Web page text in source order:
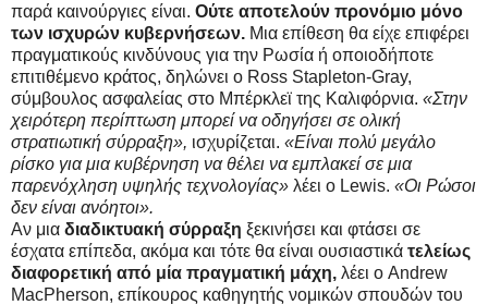
παρά καινούργιες είναι. Ούτε αποτελούν προνόμιο μόνο
των ισχυρών κυβερνήσεων. Μια επίθεση θα είχε επιφέρει
πραγματικούς κινδύνους για την Ρωσία ή οποιοδήποτε
επιτιθέμενο κράτος, δηλώνει ο Ross Stapleton-Gray,
σύμβουλος ασφαλείας στο Μπέρκλεϊ της Καλιφόρνια. «Στην
χειρότερη περίπτωση μπορεί να οδηγήσει σε ολική
στρατιωτική σύρραξη», ισχυρίζεται. «Είναι πολύ μεγάλο
ρίσκο για μια κυβέρνηση να θέλει να εμπλακεί σε μια
παρενόχληση υψηλής τεχνολογίας» λέει ο Lewis. «Οι Ρώσοι
δεν είναι ανόητοι».
Αν μια διαδικτυακή σύρραξη ξεκινήσει και φτάσει σε
έσχατα επίπεδα, ακόμα και τότε θα είναι ουσιαστικά τελείως
διαφορετική από μία πραγματική μάχη, λέει ο Andrew
MacPherson, επίκουρος καθηγητής νομικών σπουδών του